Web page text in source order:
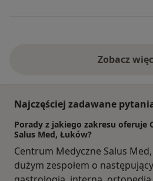
Zobacz
Najczęściej zadawane
Porady z jakiego zakresu oferuje
Salus Med, Łuków?
Centrum Medyczne Salus
dużym zespołem o